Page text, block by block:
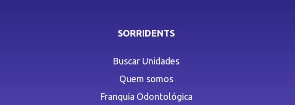
SORRIDENTS
Buscar Unidades
Quem somos
Franquia Odontológica